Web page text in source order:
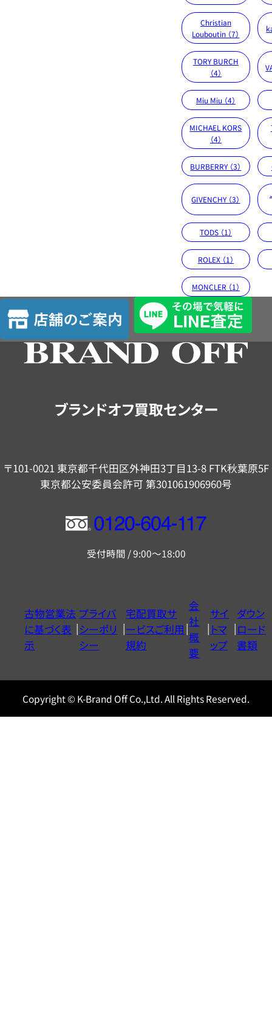
Christian
Louboutin （7）
TORY BURCH
（4）
Miu Miu （4）
MICHAEL KORS
（4）
BURBERRY （3）
GIVENCHY （3）
TODS （1）
ROLEX （1）
MONCLER （1）
店
舗
の
ブランドオフ買取センター
〒101-0021 東京都千代田区外神田3丁目13-8 FTK秋葉原5F
東京都公安委員会許可 第301061906960号
フ
ー
ヤ
ル
0120604117
受付時間 / 9:00～18:00
古物営業法
に基づく表
示
プライバ
シーポリ
シー
宅配買取サ
ービスご利用
規約
会
社
概
要
サイ
トマ
ップ
ダウン
ロード
書類
Copyright © K-Brand Off Co.,Ltd. All Rights Reserved.